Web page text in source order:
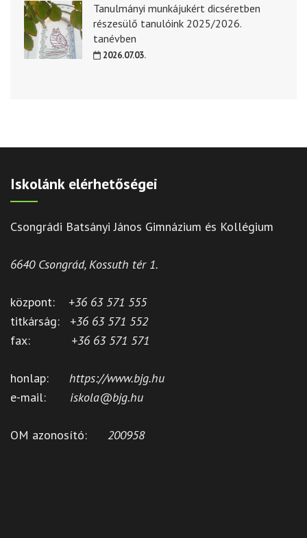
Tanulmányi munkájukért dicséretben
részesülő tanulóink 2025/2026.
tanévben
2026.07.03.
Iskolánk elérhetőségei
Csongrádi Batsányi János Gimnázium és Kollégium
6640 Csongrád, Kossuth tér 1.
központ: +36 63 571 555
titkárság: +36 63 571 552
fax: +36 63 571 571
honlap: https://www.bjg.hu
e-mail: iskola@bjg.hu
OM azonosító: 200958